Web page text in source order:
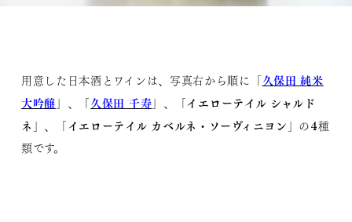
用意した日本酒とワインは、写真右から順に「久保田 純米
大吟醸 」、「久保田 千寿」、「イエローテイル シャルド
ネ 」、「イエローテイル カベルネ・ソーヴィニヨン 」の4種
類です。